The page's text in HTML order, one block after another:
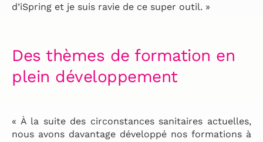
d’iSpring et je suis ravie de ce super outil. »
Des thèmes de formation en
plein développement
« À la suite des circonstances sanitaires actuelles,
nous avons davantage développé nos formations à